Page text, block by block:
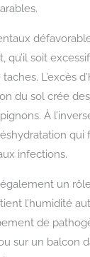
qu’il soit
L’excès
du sol crée
À
qui
infections.
un
l’humidité
de
sur un balcon